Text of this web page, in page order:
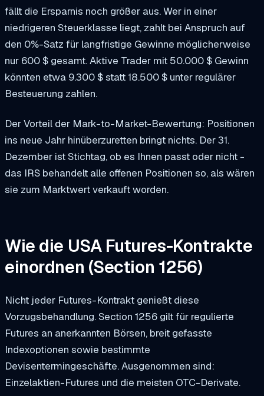
fällt die Ersparnis noch größer aus. Wer in einer
niedrigeren Steuerklasse liegt, zahlt bei Anspruch auf
den 0%-Satz für langfristige Gewinne möglicherweise
nur 600 $ gesamt. Aktive Trader mit 50.000 $ Gewinn
könnten etwa 9.300 $ statt 18.500 $ unter regulärer
Besteuerung zahlen.
Der Vorteil der Mark-to-Market-Bewertung: Positionen
ins neue Jahr hinüberzuretten bringt nichts. Der 31.
Dezember ist Stichtag, ob es Ihnen passt oder nicht -
das IRS behandelt alle offenen Positionen so, als wären
sie zum Marktwert verkauft worden.
Wie die USA Futures-Kontrakte
einordnen (Section 1256)
Nicht jeder Futures-Kontrakt genießt diese
Vorzugsbehandlung. Section 1256 gilt für regulierte
Futures an anerkannten Börsen, breit gefasste
Indexoptionen sowie bestimmte
Devisentermingeschäfte. Ausgenommen sind:
Einzelaktien-Futures und die meisten OTC-Derivate.